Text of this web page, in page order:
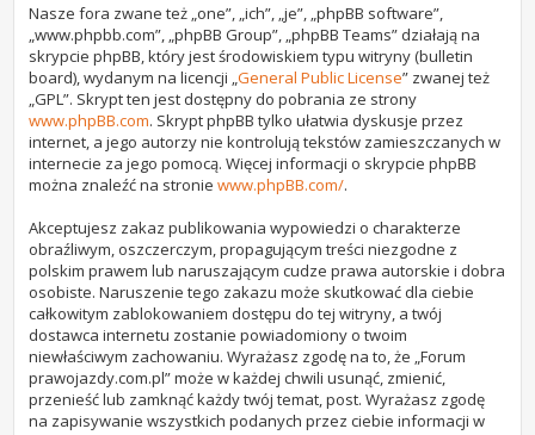
Nasze fora zwane też „one”, „ich”, „je”, „phpBB software”,
„www.phpbb.com”, „phpBB Group”, „phpBB Teams” działają na
skrypcie phpBB, który jest środowiskiem typu witryny (bulletin
board), wydanym na licencji „General Public License” zwanej też
„GPL”. Skrypt ten jest dostępny do pobrania ze strony
www.phpBB.com. Skrypt phpBB tylko ułatwia dyskusje przez
internet, a jego autorzy nie kontrolują tekstów zamieszczanych w
internecie za jego pomocą. Więcej informacji o skrypcie phpBB
można znaleźć na stroniewww.phpBB.com/.
Akceptujesz zakaz publikowania wypowiedzi o charakterze
obraźliwym, oszczerczym, propagującym treści niezgodne z
polskim prawem lub naruszającym cudze prawa autorskie i dobra
osobiste. Naruszenie tego zakazu może skutkować dla ciebie
całkowitym zablokowaniem dostępu do tej witryny, a twój
dostawca internetu zostanie powiadomiony o twoim
niewłaściwym zachowaniu. Wyrażasz zgodę na to, że „Forum
prawojazdy.com.pl” może w każdej chwili usunąć, zmienić,
przenieść lub zamknąć każdy twój temat, post. Wyrażasz zgodę
na zapisywanie wszystkich podanych przez ciebie informacji w